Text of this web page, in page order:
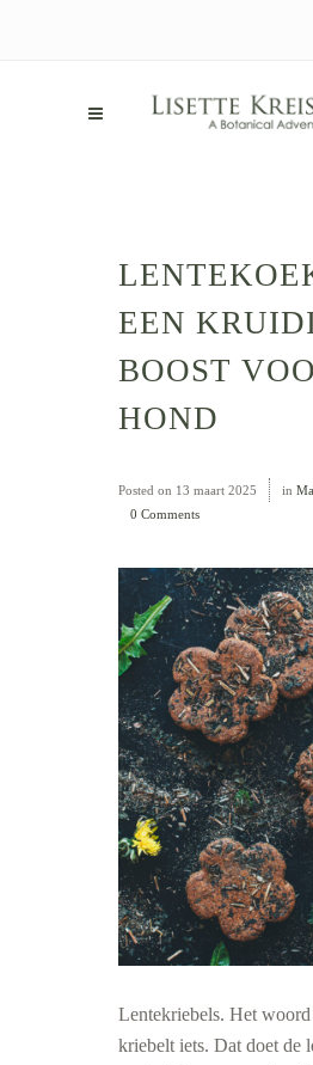
EEN
BOOST
HOND
Posted on 13 maart 2025 in
0 Comments
Lentekriebels. Het woord
kriebelt iets. Dat doet de